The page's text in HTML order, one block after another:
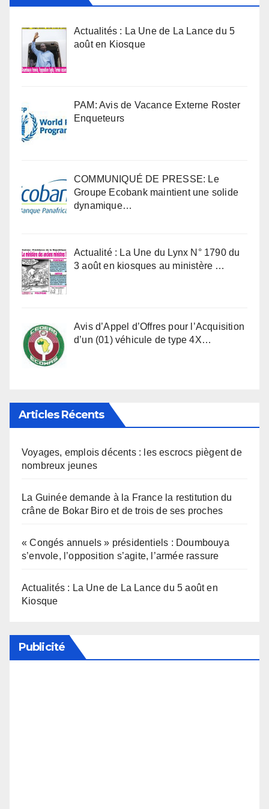
Actualités : La Une de La Lance du 5
août en Kiosque
PAM: Avis de Vacance Externe Roster
Enqueteurs
COMMUNIQUÉ DE PRESSE: Le
Groupe Ecobank maintient une solide
dynamique…
Actualité : La Une du Lynx N° 1790 du
3 août en kiosques au ministère …
Avis d’Appel d’Offres pour l’Acquisition
d’un (01) véhicule de type 4X…
Articles Récents
Voyages, emplois décents : les escrocs piègent de
nombreux jeunes
La Guinée demande à la France la restitution du
crâne de Bokar Biro et de trois de ses proches
« Congés annuels » présidentiels : Doumbouya
s’envole, l’opposition s’agite, l’armée rassure
Actualités : La Une de La Lance du 5 août en
Kiosque
Publicité